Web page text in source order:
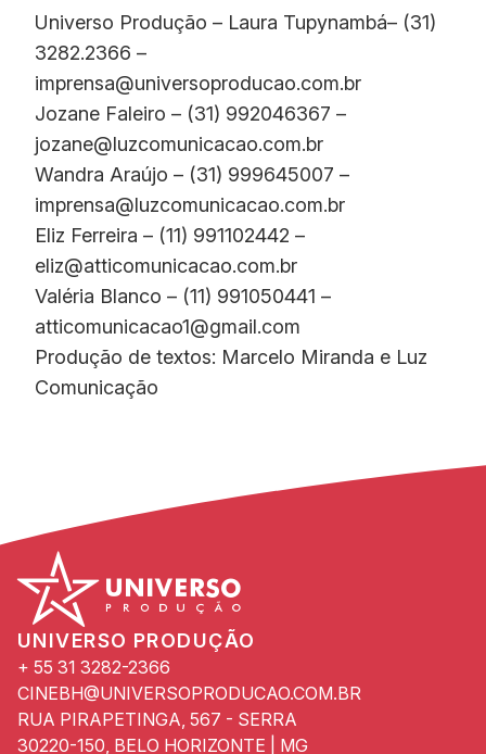
Universo Produção – Laura Tupynambá– (31)
3282.2366 –
imprensa@universoproducao.com.br
Jozane Faleiro – (31) 992046367 –
jozane@luzcomunicacao.com.br
Wandra Araújo – (31) 999645007 –
imprensa@luzcomunicacao.com.br
Eliz Ferreira – (11) 991102442 –
eliz@atticomunicacao.com.br
Valéria Blanco – (11) 991050441 –
atticomunicacao1@gmail.com
Produção de textos: Marcelo Miranda e Luz
Comunicação
UNIVERSO PRODUÇÃO
+ 55 31 3282-2366
CINEBH@UNIVERSOPRODUCAO.COM.BR
RUA PIRAPETINGA, 567 - SERRA
30220-150, BELO HORIZONTE | MG